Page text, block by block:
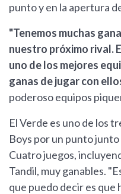
punto y en la apertura
"Tenemos muchas
nuestro próximo rival.
uno de los mejores
ganas de jugar con
poderoso equipos
El Verde es uno de los
Boys por un punto
Cuatro juegos,
Tandil, muy ganables.
que puedo decir es que